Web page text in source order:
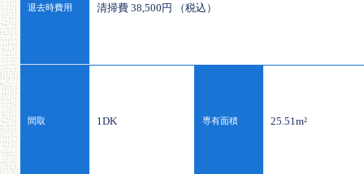
退去時費用 清掃費 38,500円 （税込）
間取 1DK 専有面積 25.51m²